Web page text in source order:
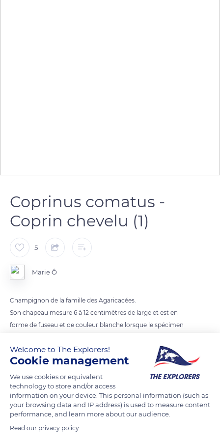
Coprinus comatus -
Coprin chevelu (1)
5
Marie Ô
Champignon de la famille des Agaricacées.
Son chapeau mesure 6 à 12 centimètres de large et est en
forme de fuseau et de couleur blanche lorsque le spécimen
Le pied mesure 6 à 15 centimètres de haut.
Il pousse dans les pelouses, les prairies, les endroits dégagés
des bois, les bords de chemin, de préférence dans les sols
riches en azote.
Il est comestible lorsqu’il est jeune et entièrement blanc lors
de la coupe. Il doit être consommé dans l’heure qui suit sa
Welcome to The Explorers!
Cookie management
We use cookies or equivalent
technology to store and/or access
information on your device. This personal information (such as
your browsing data and IP address) is used to measure content
performance, and learn more about our audience.
Read our privacy policy